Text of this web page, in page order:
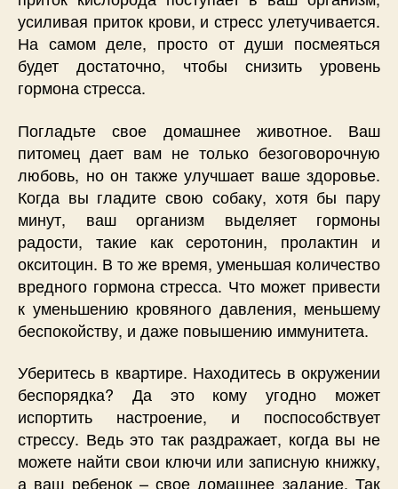
усиливая приток крови, и стресс улетучивается.
На самом деле, просто от души посмеяться
будет достаточно, чтобы снизить уровень
гормона стресса.
Погладьте свое домашнее животное. Ваш
питомец дает вам не только безоговорочную
любовь, но он также улучшает ваше здоровье.
Когда вы гладите свою собаку, хотя бы пару
минут, ваш организм выделяет гормоны
радости, такие как серотонин, пролактин и
окситоцин. В то же время, уменьшая количество
вредного гормона стресса. Что может привести
к уменьшению кровяного давления, меньшему
беспокойству, и даже повышению иммунитета.
Уберитесь в квартире. Находитесь в окружении
беспорядка? Да это кому угодно может
испортить настроение, и поспособствует
стрессу. Ведь это так раздражает, когда вы не
можете найти свои ключи или записную книжку,
а ваш ребенок – свое домашнее задание. Так